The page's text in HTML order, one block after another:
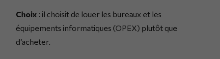
Choix : il choisit de louer les bureaux et les
équipements informatiques (OPEX) plutôt que
d’acheter.